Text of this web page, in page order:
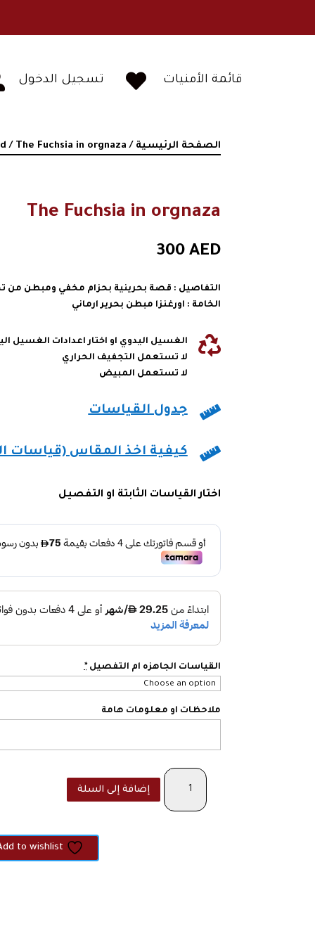
تسجيل الدخول  قائمة الأمنيات
الصفحة الرئيسية /
/ The Fuchsia in orgnaza
The Fuchsia in orgnaza
300 AED
التفاصيل : قصة بحرينية بحزام مخفي ومبطن من
الخامة : اورغنزا مبطن بحرير ارماني

الغسيل اليدوي او اختار اعدادات الغسيل
لا تستعمل التجفيف الحراري
لا تستعمل المبيض
 جدول القياسات
 كيفية اخذ المقاس (قياسات
اختار القياسات الثابتة او التفصيل
القياسات الجاهزه ام التفصيل *
ملاحظات او معلومات هامة
كمية
The
Fuchsia
إضافة إلى السلة
to wishlist